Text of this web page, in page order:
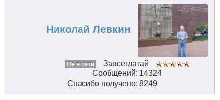
Николай Левкин
Не в сети
Завсегдатай
Сообщений: 14324
Спасибо получено: 8249